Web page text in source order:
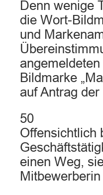
Denn wenige
die Wort-
und
Bildmarke
auf Antrag
50
Offensichtlich
einen Weg,